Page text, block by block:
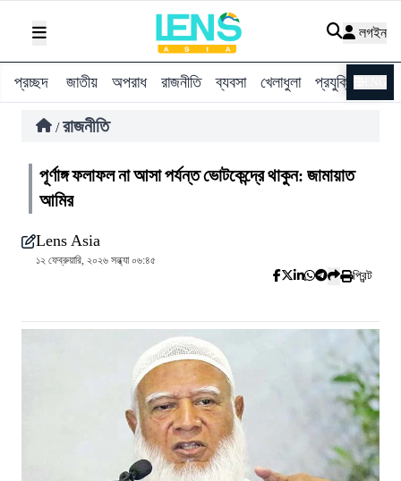
লগইন
প্রচ্ছদ জাতীয় অপরাধ রাজনীতি ব্যবসা খেলাধুলা প্রযুক্তি
/ রাজনীতি
পূর্ণাঙ্গ ফলাফল না আসা পর্যন্ত ভোটকেন্দ্রে থাকুন: জামায়াত
আমির
Lens Asia
১২ ফেব্রুয়ারি, ২০২৬ সন্ধ্যা ০৬:৪৫
প্রিন্ট